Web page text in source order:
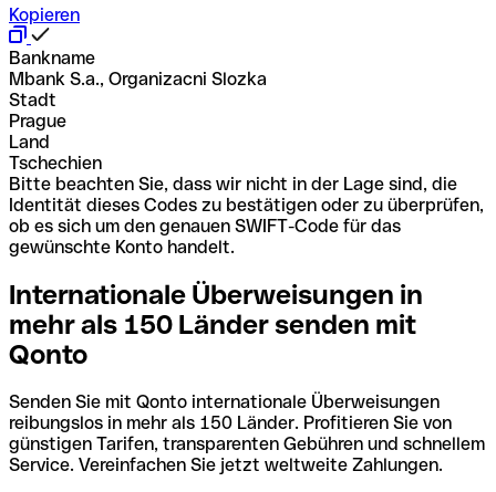
Kopieren
Bankname
Mbank S.a., Organizacni Slozka
Stadt
Prague
Land
Tschechien
Bitte beachten Sie, dass wir nicht in der Lage sind, die
Identität dieses Codes zu bestätigen oder zu überprüfen,
ob es sich um den genauen SWIFT-Code für das
gewünschte Konto handelt.
Internationale Überweisungen in
mehr als 150 Länder senden mit
Qonto
Senden Sie mit Qonto internationale Überweisungen
reibungslos in mehr als 150 Länder. Profitieren Sie von
günstigen Tarifen, transparenten Gebühren und schnellem
Service. Vereinfachen Sie jetzt weltweite Zahlungen.